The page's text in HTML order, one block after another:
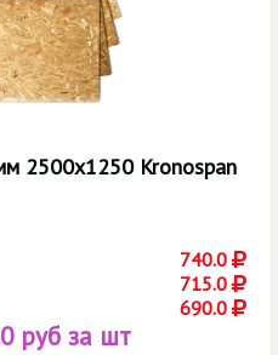
2500х1250 Kronospan
740.0
715.0
690.0
руб за шт